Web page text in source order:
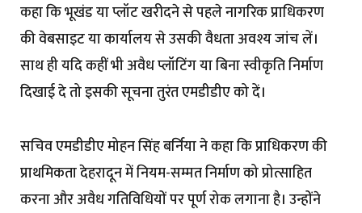
कहा कि भूखंड या प्लॉट खरीदने से पहले नागरिक प्राधिकरण
की वेबसाइट या कार्यालय से उसकी वैधता अवश्य जांच लें।
साथ ही यदि कहीं भी अवैध प्लॉटिंग या बिना स्वीकृति निर्माण
दिखाई दे तो इसकी सूचना तुरंत एमडीडीए को दें।
सचिव एमडीडीए मोहन सिंह बर्निया ने कहा कि प्राधिकरण की
प्राथमिकता देहरादून में नियम-सम्मत निर्माण को प्रोत्साहित
करना और अवैध गतिविधियों पर पूर्ण रोक लगाना है। उन्होंने